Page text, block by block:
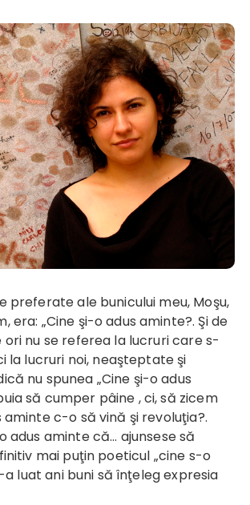
era: „Cine şi-o adus aminte?. Şi de
nu se referea la lucruri care s-
la lucruri noi, neaşteptate şi
nu spunea „Cine şi-o adus
să cumper pâine , ci, să zicem
aminte c-o să vină şi revoluţia?.
adus aminte că... ajunsese să
mai puţin poeticul „cine s-o
a luat ani buni să înţeleg expresia